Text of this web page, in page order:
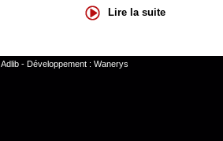
Lire la suite
Adlib- Développement : Wanerys